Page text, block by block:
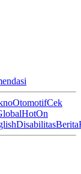
OtomotifCek
HotOn
DisabilitasBerita